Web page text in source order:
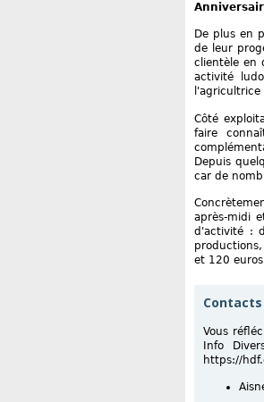
De plus en
de leur
clientèle en
activité
l'agricultrice
Côté
faire
Depuis
car de
après-midi
d'activité :
et 120
Contacts
Vous
Info
https://